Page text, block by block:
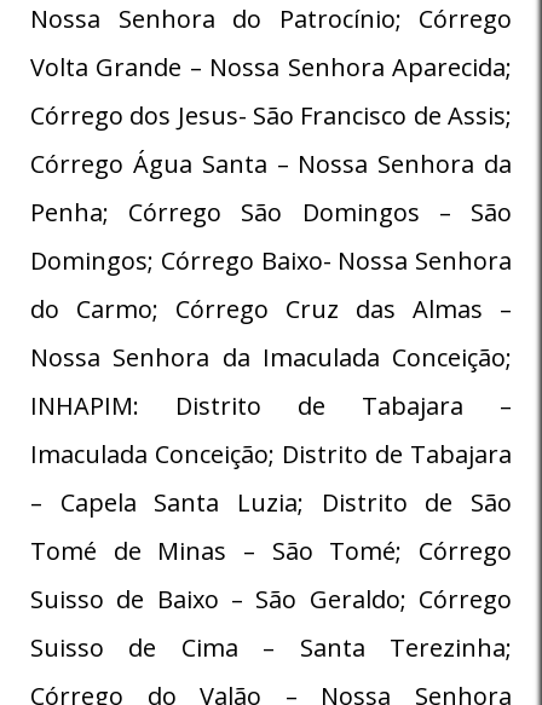
Nossa Senhora do Patrocínio; Córrego
Volta Grande – Nossa Senhora Aparecida;
Córrego dos Jesus- São Francisco de Assis;
Córrego Água Santa – Nossa Senhora da
Penha; Córrego São Domingos – São
Domingos; Córrego Baixo- Nossa Senhora
do Carmo; Córrego Cruz das Almas –
Nossa Senhora da Imaculada Conceição;
INHAPIM: Distrito de Tabajara –
Imaculada Conceição; Distrito de Tabajara
– Capela Santa Luzia; Distrito de São
Tomé de Minas – São Tomé; Córrego
Suisso de Baixo – São Geraldo; Córrego
Suisso de Cima – Santa Terezinha;
Córrego do Valão – Nossa Senhora